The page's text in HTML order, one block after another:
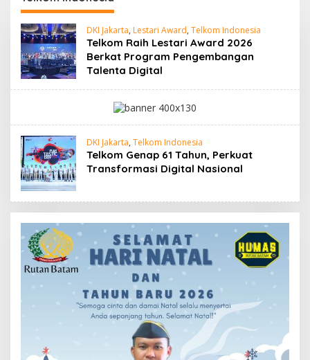
DKI Jakarta, Lestari Award, Telkom Indonesia
Telkom Raih Lestari Award 2026
Berkat Program Pengembangan
Talenta Digital
DKI Jakarta, Telkom Indonesia
Telkom Genap 61 Tahun, Perkuat
Transformasi Digital Nasional